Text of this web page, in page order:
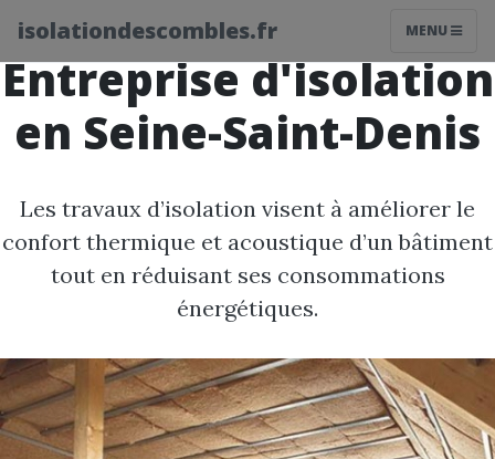
isolationdescombles.fr MENU
Entreprise d'isolation
en Seine-Saint-Denis
Les travaux d’isolation visent à améliorer le
confort thermique et acoustique d’un bâtiment
tout en réduisant ses consommations
énergétiques.